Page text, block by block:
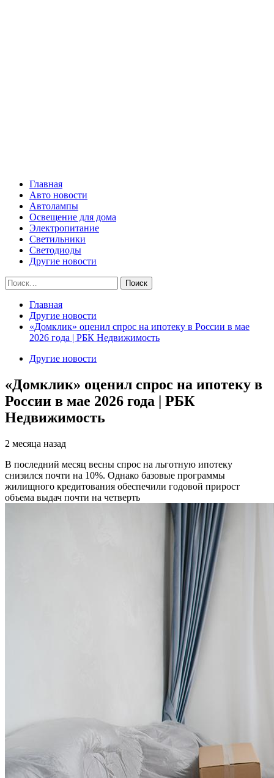
Главная
Авто новости
Автолампы
Освещение для дома
Электропитание
Светильники
Светодиоды
Другие новости
Найти:
Главная
Другие новости
«Домклик» оценил спрос на ипотеку в России в мае
2026 года | РБК Недвижимость
Другие новости
«Домклик» оценил спрос на ипотеку в
России в мае 2026 года | РБК
Недвижимость
2 месяца назад
В последний месяц весны спрос на льготную ипотеку
снизился почти на 10%. Однако базовые программы
жилищного кредитования обеспечили годовой прирост
объема выдач почти на четверть